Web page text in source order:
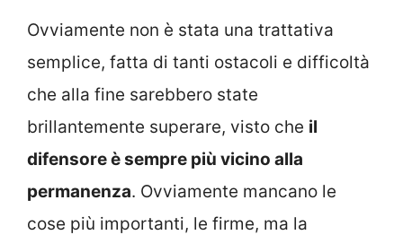
Ovviamente non è stata una trattativa
semplice, fatta di tanti ostacoli e difficoltà
che alla fine sarebbero state
brillantemente superare, visto che il
difensore è sempre più vicino alla
permanenza. Ovviamente mancano le
cose più importanti, le firme, ma la